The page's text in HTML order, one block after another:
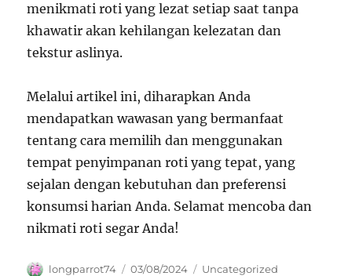
menikmati roti yang lezat setiap saat tanpa
khawatir akan kehilangan kelezatan dan
tekstur aslinya.
Melalui artikel ini, diharapkan Anda
mendapatkan wawasan yang bermanfaat
tentang cara memilih dan menggunakan
tempat penyimpanan roti yang tepat, yang
sejalan dengan kebutuhan dan preferensi
konsumsi harian Anda. Selamat mencoba dan
nikmati roti segar Anda!
Author
longparrot74
Posted
03/08/2024 Categories
Uncategorized